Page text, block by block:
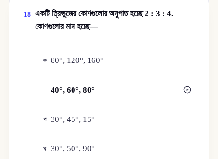
18 একটি ত্রিভুজের কোণগুলোর অনুপাত হচ্ছে 2 : 3 : 4.
কোণগুলোর মান হচ্ছে—
ক 80°, 120°, 160°
40°, 60°, 80°
গ 30°, 45°, 15°
ঘ 30°, 50°, 90°